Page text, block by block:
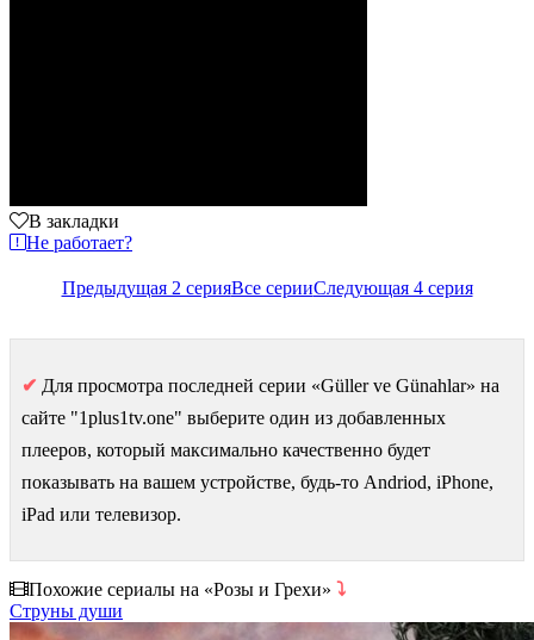
В закладки
Не работает?
Предыдущая 2 серияВсе серииСледующая 4 серия
✔ Для просмотра последней серии «Güller ve Günahlar» на
сайте "1plus1tv.one" выберите один из добавленных
плееров, который максимально качественно будет
показывать на вашем устройстве, будь-то Andriod, iPhone,
iPad или телевизор.
Похожие сериалы на «Розы и Грехи» ⤵
Струны души